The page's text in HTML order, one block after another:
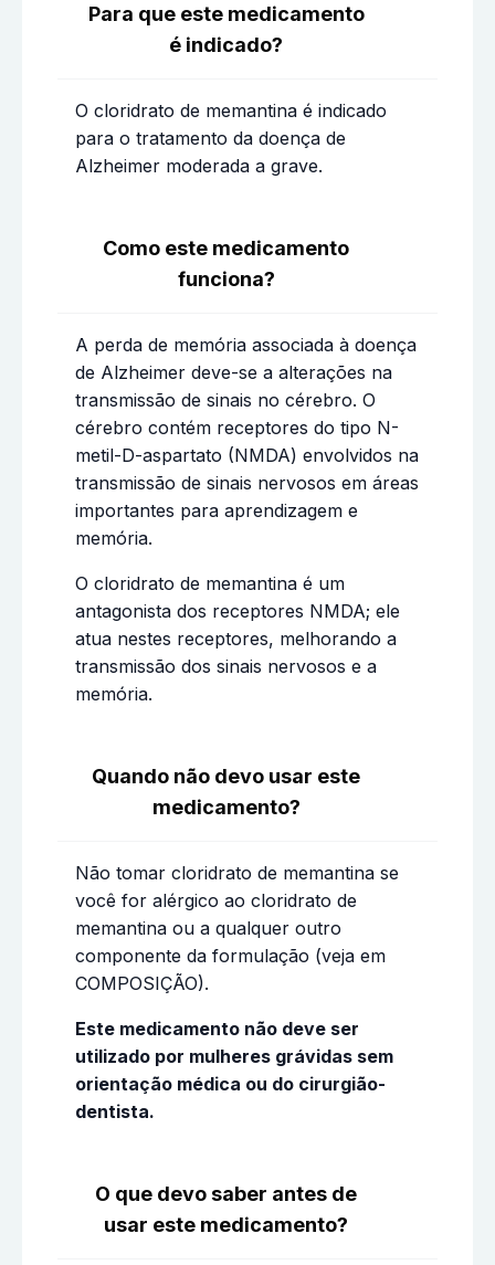
Para que este medicamento
é indicado?
O cloridrato de memantina é indicado
para o tratamento da doença de
Alzheimer moderada a grave.
Como este medicamento
funciona?
A perda de memória associada à doença
de Alzheimer deve-se a alterações na
transmissão de sinais no cérebro. O
cérebro contém receptores do tipo N-
metil-D-aspartato (NMDA) envolvidos na
transmissão de sinais nervosos em áreas
importantes para aprendizagem e
memória.
O cloridrato de memantina é um
antagonista dos receptores NMDA; ele
atua nestes receptores, melhorando a
transmissão dos sinais nervosos e a
memória.
Quando não devo usar este
medicamento?
Não tomar cloridrato de memantina se
você for alérgico ao cloridrato de
memantina ou a qualquer outro
componente da formulação (veja em
COMPOSIÇÃO).
Este medicamento não deve ser
utilizado por mulheres grávidas sem
orientação médica ou do cirurgião-
dentista.
O que devo saber antes de
usar este medicamento?